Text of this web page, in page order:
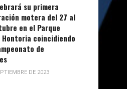
su primera
motera del 27 al
en el Parque
Hontoria coincidiendo
de
DE 2023